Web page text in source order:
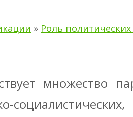
» Роль
множество